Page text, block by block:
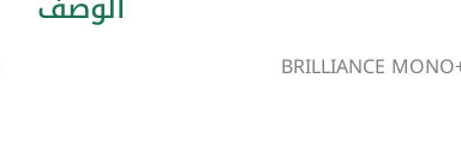
BRILLIANCE